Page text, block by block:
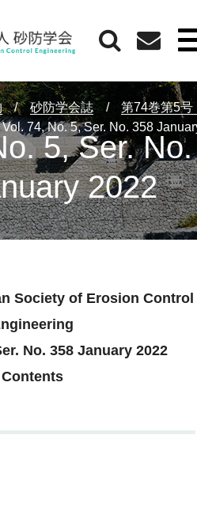
5, Ser. No.
2022
/ 砂防学会誌 /
第74巻第5号
Vol. 74, No. 5, Ser. No. 358
Society of Erosion Control
No. 358 January 2022
Contents